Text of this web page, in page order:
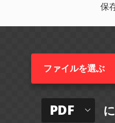
保
ファイルを選ぶ
PDF に